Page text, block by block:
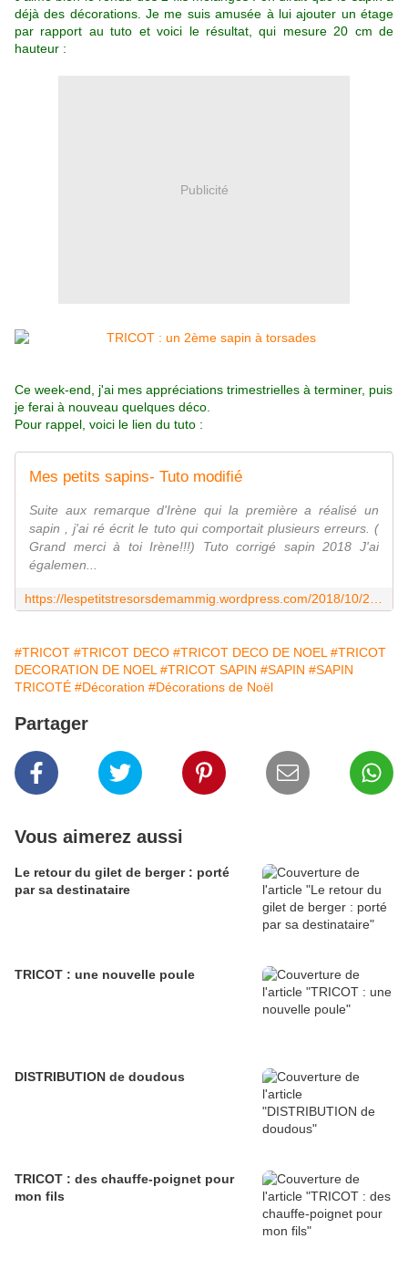
déjà des décorations. Je me suis amusée à lui ajouter un étage
par rapport au tuto et voici le résultat, qui mesure 20 cm de
hauteur :
Publicité
Ce week-end, j'ai mes appréciations trimestrielles à terminer, puis
je ferai à nouveau quelques déco.
Pour rappel, voici le lien du tuto :
Mes petits sapins- Tuto modifié
Suite aux remarque d'Irène qui la première a réalisé un
sapin , j'ai ré écrit le tuto qui comportait plusieurs erreurs. (
Grand merci à toi Irène!!!) Tuto corrigé sapin 2018 J'ai
égalemen...
#TRICOT #TRICOT DECO #TRICOT DECO DE NOEL #TRICOT
DECORATION DE NOEL #TRICOT SAPIN #SAPIN #SAPIN
TRICOTÉ #Décoration #Décorations de Noël
Partager
Vous aimerez aussi
Le retour du gilet de berger : porté
par sa destinataire
TRICOT : une nouvelle poule
DISTRIBUTION de doudous
TRICOT : des chauffe-poignet pour
mon fils